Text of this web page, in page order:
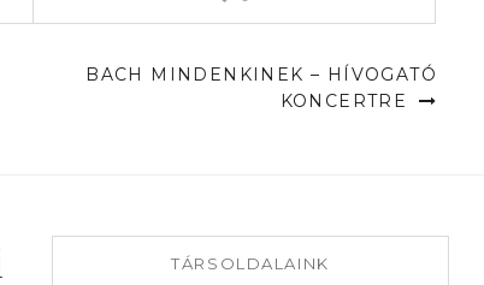
BACH MINDENKINEK – HÍVOGATÓ
KONCERTRE
TÁRSOLDALAINK